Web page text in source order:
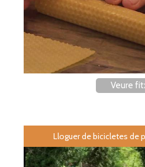
Veure
Lloguer de bicicletes de